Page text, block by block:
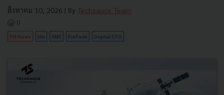
สิงหาคม 10, 2026 | By Techsauce Team
0
PR News ttb SME FinTech Digital CFO